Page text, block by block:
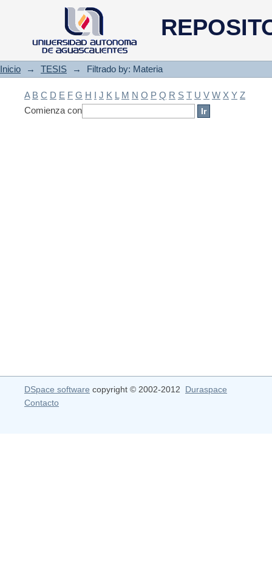
Filtrado by: Materia
Inicio → TESIS → Filtrado by: Materia
A B C D E F G H I J K L M N O P Q R S T U V W X Y Z
Comienza con
DSpace software copyright © 2002-2012 Duraspace
Contacto